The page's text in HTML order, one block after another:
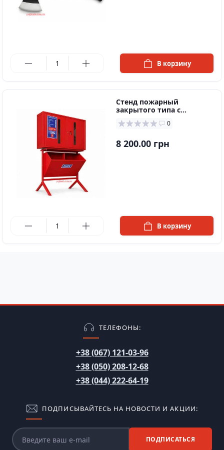
В корзину
Стенд пожарный
закрытого типа с
опрокидывающимся
ящиком
0
8 200.00 грн
В корзину
ТЕЛЕФОНЫ:
+38 (067) 121-03-96
+38 (050) 208-12-68
+38 (044) 222-64-19
ПОДПИСЫВАЙТЕСЬ НА НОВОСТИ И АКЦИИ:
ПОДПИСАТЬСЯ